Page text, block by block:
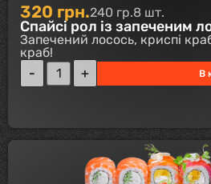
320 грн.240 гр.8 шт.
Спайсі рол із запеченим
Запечений лосось, криспі
краб!
В